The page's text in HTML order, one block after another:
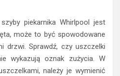
piekarnika Whirlpool jest
może to być spowodowane
drzwi. Sprawdź, czy uszczelki
wykazują oznak zużycia. W
należy je wymienić